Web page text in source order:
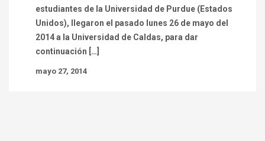
estudiantes de la Universidad de Purdue (Estados
Unidos), llegaron el pasado lunes 26 de mayo del
2014 a la Universidad de Caldas, para dar
continuación […]
mayo 27, 2014